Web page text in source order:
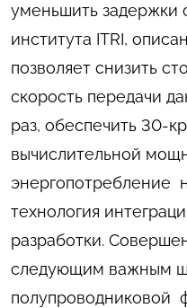
уменьшить задержки
института ITRI,
позволяет снизить
скорость передачи
раз, обеспечить 30-
вычислительной
энергопотребление
технология
разработки.
следующим важным
полупроводниковой